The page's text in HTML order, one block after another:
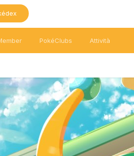
PokéClubs Attività